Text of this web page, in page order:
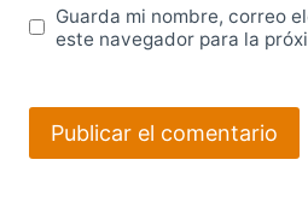
Guarda mi nombre, correo
este navegador para la